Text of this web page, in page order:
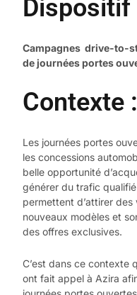
Dispositif
Campagnes drive-to-
de journées portes
Contexte :
Les journées portes
les concessions
belle opportunité
générer du trafic
permettent d’attirer
nouveaux modèles et
des offres exclusives.
C’est dans ce contexte
ont fait appel à Azira